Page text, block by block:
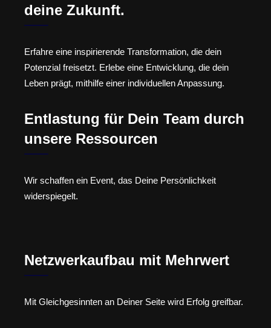
deine Zukunft.
Erfahre eine inspirierende Transformation, die dein
Potenzial freisetzt. Erlebe eine Entwicklung, die dein
Leben prägt, mithilfe einer individuellen Anpassung.
Entlastung für Dein Team durch
unsere Ressourcen
Wir schaffen ein Event, das Deine Persönlichkeit
widerspiegelt.
Netzwerkaufbau mit Mehrwert
Mit Gleichgesinnten an Deiner Seite wird Erfolg greifbar.